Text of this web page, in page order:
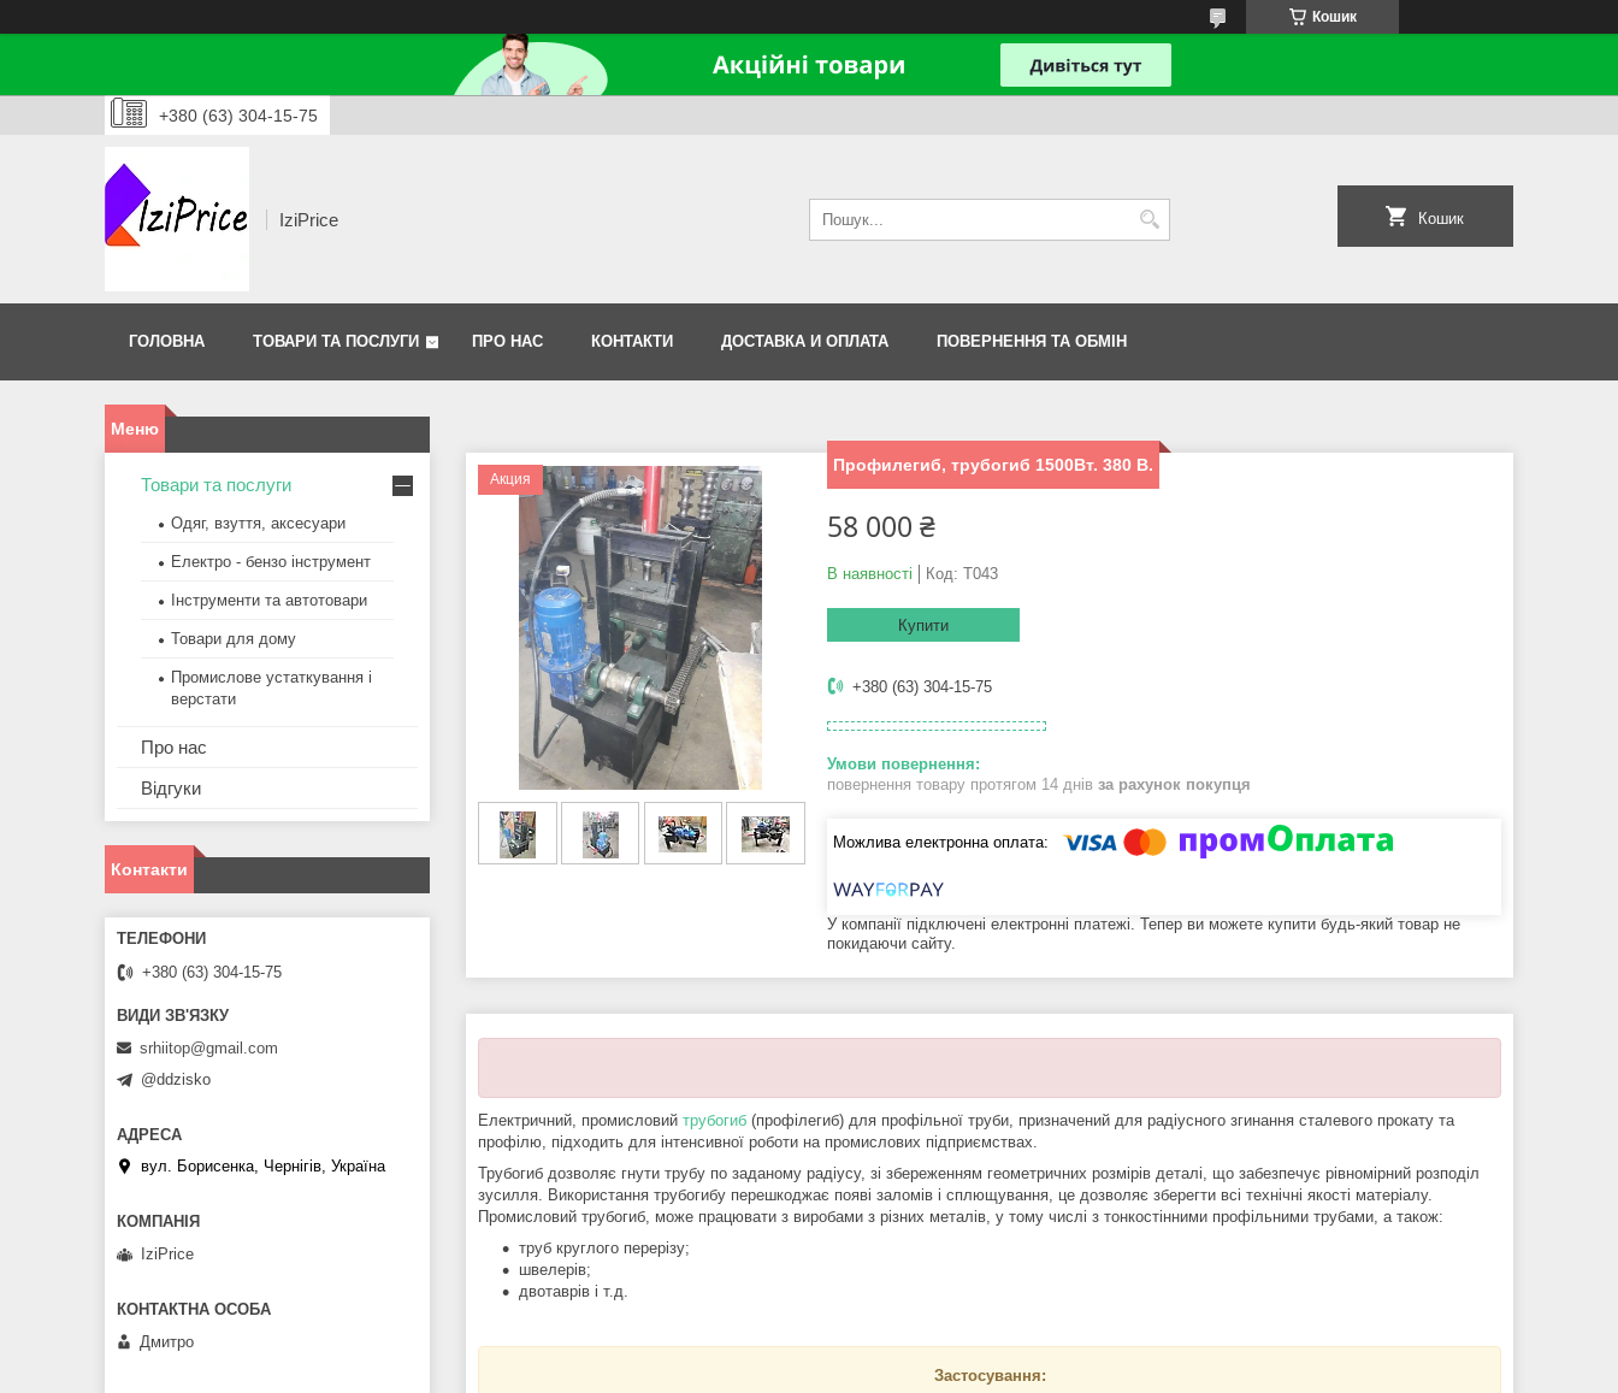
Кошик
+380 (63) 304-15-75
IziPrice Кошик
ГОЛОВНА ТОВАРИ ТА ПОСЛУГИ ПРО НАС КОНТАКТИ ДОСТАВКА И ОПЛАТА ПОВЕРНЕННЯ ТА ОБМІН
Акция
Профилегиб, трубогиб 1500Вт. 380 В.
58 000 ₴
В наявності Код: Т043
Купити
+380 (63) 304-15-75
повернення товару протягом 14 днів за рахунок покупця
У компанії підключені електронні платежі. Тепер ви можете купити будь-який товар не
покидаючи сайту.
Електричний, промисловий трубогиб (профілегиб) для профільної труби, призначений для радіусного згинання сталевого прокату та
профілю, підходить для інтенсивної роботи на промислових підприємствах.
Трубогиб дозволяє гнути трубу по заданому радіусу, зі збереженням геометричних розмірів деталі, що забезпечує рівномірний розподіл
зусилля. Використання трубогибу перешкоджає появі заломів і сплющування, це дозволяє зберегти всі технічні якості матеріалу.
Промисловий трубогиб, може працювати з виробами з різних металів, у тому числі з тонкостінними профільними трубами, а також:
труб круглого перерізу;
швелерів;
двотаврів і т.д.
Застосування:
Товари та послуги
Одяг, взуття, аксесуари
Електро - бензо інструмент
Інструменти та автотовари
Товари для дому
Промислове устаткування і
верстати
Про нас
Відгуки
Контакти
+380 (63) 304-15-75
srhiitop@gmail.com
@ddzisko
вул. Борисенка, Чернігів, Україна
IziPrice
Дмитро